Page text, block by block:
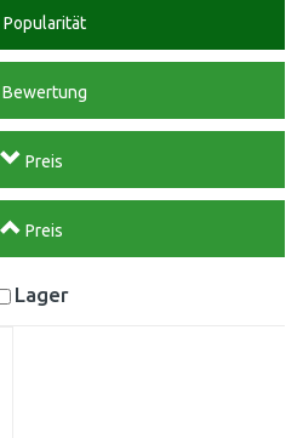
Popularität
Bewertung
Preis
Preis
Lager